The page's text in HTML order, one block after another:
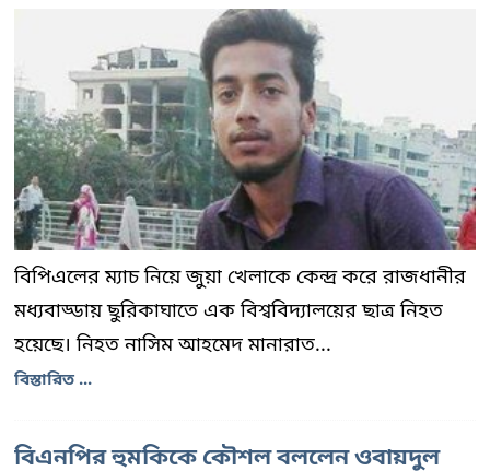
বিপিএলের ম্যাচ নিয়ে জুয়া খেলাকে কেন্দ্র করে রাজধানীর
মধ্যবাড্ডায় ছুরিকাঘাতে এক বিশ্ববিদ্যালয়ের ছাত্র নিহত
হয়েছে। নিহত নাসিম আহমেদ মানারাত...
বিস্তারিত ...
বিএনপির হুমকিকে কৌশল বললেন ওবায়দুল